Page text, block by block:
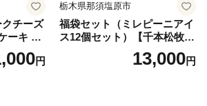
クチーズ
ーキ チ
ツ お
スイー円
栃木県那須塩原市
福袋セット（ミレピーニアイ
ス12個セット）【千本松牧
場】 ns025-014-12 【デザー
ト 詰め合わせ ギフト】
13,000円